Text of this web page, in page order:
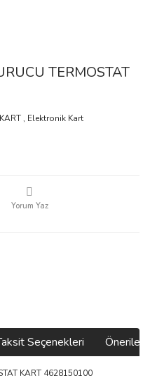
TERMOSTAT
, Elektronik Kart
Yorum Yaz
Seçenekleri
KART 4628150100